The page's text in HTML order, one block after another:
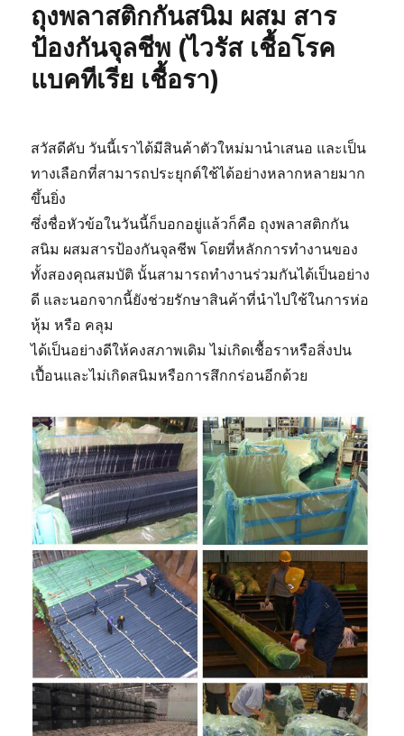
คู่ใจ
กับ
การ
ดูแล
รักษา
ถุงพลาสติกกันสนิม ผสม สาร
ป้องกันจุลชีพ (ไวรัส เชื้อโรค
แบคทีเรีย เชื้อรา)
สวัสดีคับ วันนี้เราได้มีสินค้าตัวใหม่มานำเสนอ และเป็น
ทางเลือกที่สามารถประยุกต์ใช้ได้อย่างหลากหลายมาก
ขึ้นยิ่ง
ซึ่งชื่อหัวข้อในวันนี้ก็บอกอยู่แล้วก็คือ ถุงพลาสติกกัน
สนิม ผสมสารป้องกันจุลชีพ โดยที่หลักการทำงานของ
ทั้งสองคุณสมบัติ นั้นสามารถทำงานร่วมกันได้เป็นอย่าง
ดี และนอกจากนี้ยังช่วยรักษาสินค้าที่นำไปใช้ในการห่อ
หุ้ม หรือ คลุม
ได้เป็นอย่างดีให้คงสภาพเดิม ไม่เกิดเชื้อราหรือสิ่งปน
เปื้อนและไม่เกิดสนิมหรือการสึกกร่อนอีกด้วย